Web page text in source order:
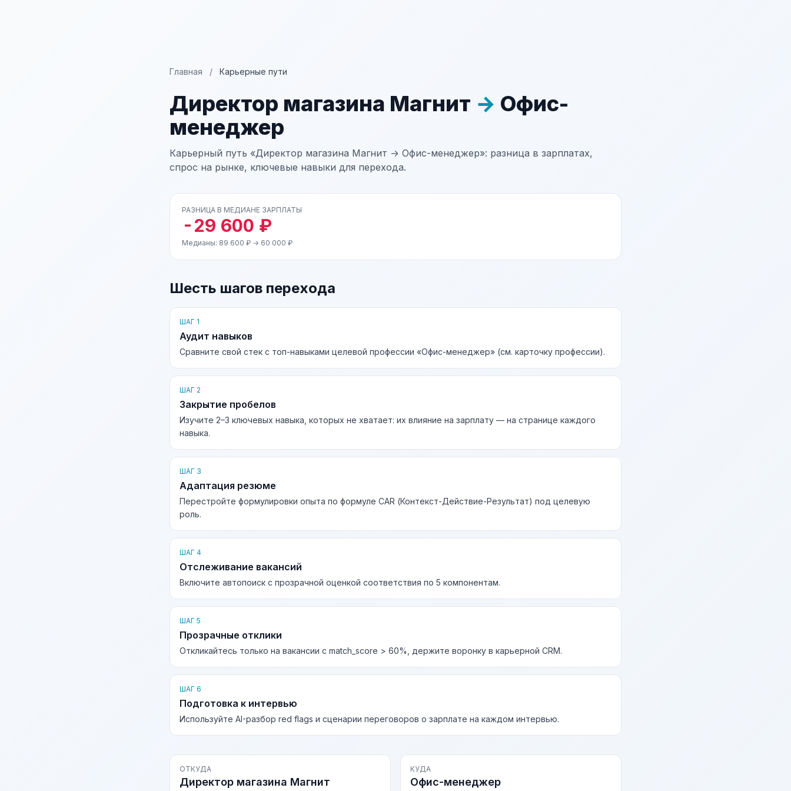
Главная / Карьерные пути
Директор магазина Магнит → Офис-
менеджер
Карьерный путь «Директор магазина Магнит → Офис-менеджер»: разница в зарплатах,
спрос на рынке, ключевые навыки для перехода.
РАЗНИЦА В МЕДИАНЕ ЗАРПЛАТЫ
-29 600 ₽
Медианы: 89 600 ₽ → 60 000 ₽
Шесть шагов перехода
ШАГ 1
Аудит навыков
Сравните свой стек с топ-навыками целевой профессии «Офис-менеджер» (см. карточку профессии).
ШАГ 2
Закрытие пробелов
Изучите 2–3 ключевых навыка, которых не хватает: их влияние на зарплату — на странице каждого
навыка.
ШАГ 3
Адаптация резюме
Перестройте формулировки опыта по формуле CAR (Контекст-Действие-Результат) под целевую
роль.
ШАГ 4
Отслеживание вакансий
Включите автопоиск с прозрачной оценкой соответствия по 5 компонентам.
ШАГ 5
Прозрачные отклики
Откликайтесь только на вакансии с match_score > 60%, держите воронку в карьерной CRM.
ШАГ 6
Подготовка к интервью
Используйте AI-разбор red flags и сценарии переговоров о зарплате на каждом интервью.
ОТКУДА
Директор магазина Магнит
КУДА
Офис-менеджер